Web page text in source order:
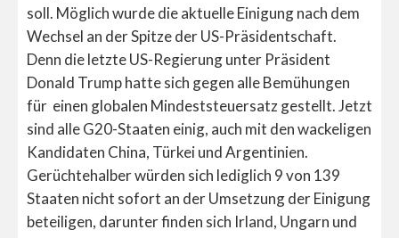
soll. Möglich wurde die aktuelle Einigung nach dem
Wechsel an der Spitze der US-Präsidentschaft.
Denn die letzte US-Regierung unter Präsident
Donald Trump hatte sich gegen alle Bemühungen
für einen globalen Mindeststeuersatz gestellt. Jetzt
sind alle G20-Staaten einig, auch mit den wackeligen
Kandidaten China, Türkei und Argentinien.
Gerüchtehalber würden sich lediglich 9 von 139
Staaten nicht sofort an der Umsetzung der Einigung
beteiligen, darunter finden sich Irland, Ungarn und